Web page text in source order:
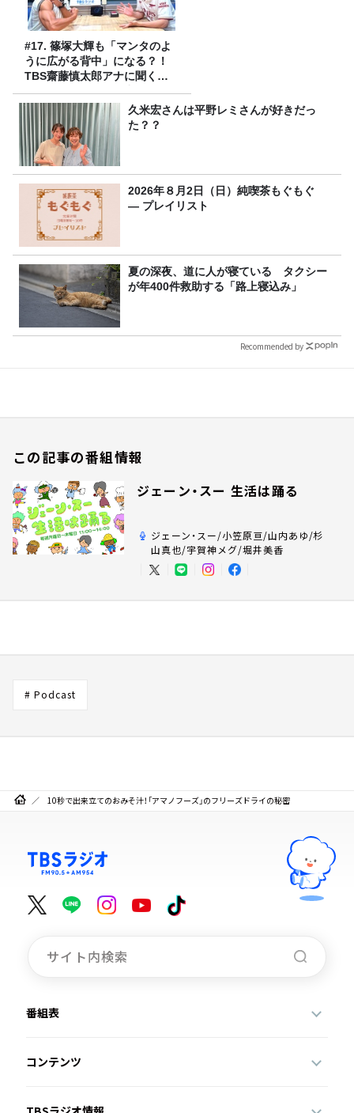
#17. 篠塚大輝も「マンタのよ
うに広がる背中」になる？！
TBS齋藤慎太郎アナに聞くメ
ンズフィジークの魅力！！
久米宏さんは平野レミさんが好きだっ
た？？
2026年８月2日（日）純喫茶もぐもぐ
― プレイリスト
夏の深夜、道に人が寝ている タクシー
が年400件救助する「路上寝込み」
Recommended by
この記事の番組情報
ジェーン・スー 生活は踊る
ジェーン・スー/小笠原亘/山内あゆ/杉
山真也/宇賀神メグ/堀井美香
# Podcast
10秒で出来立てのおみそ汁！「アマノフーズ」のフリーズドライの秘密
番組表
コンテンツ